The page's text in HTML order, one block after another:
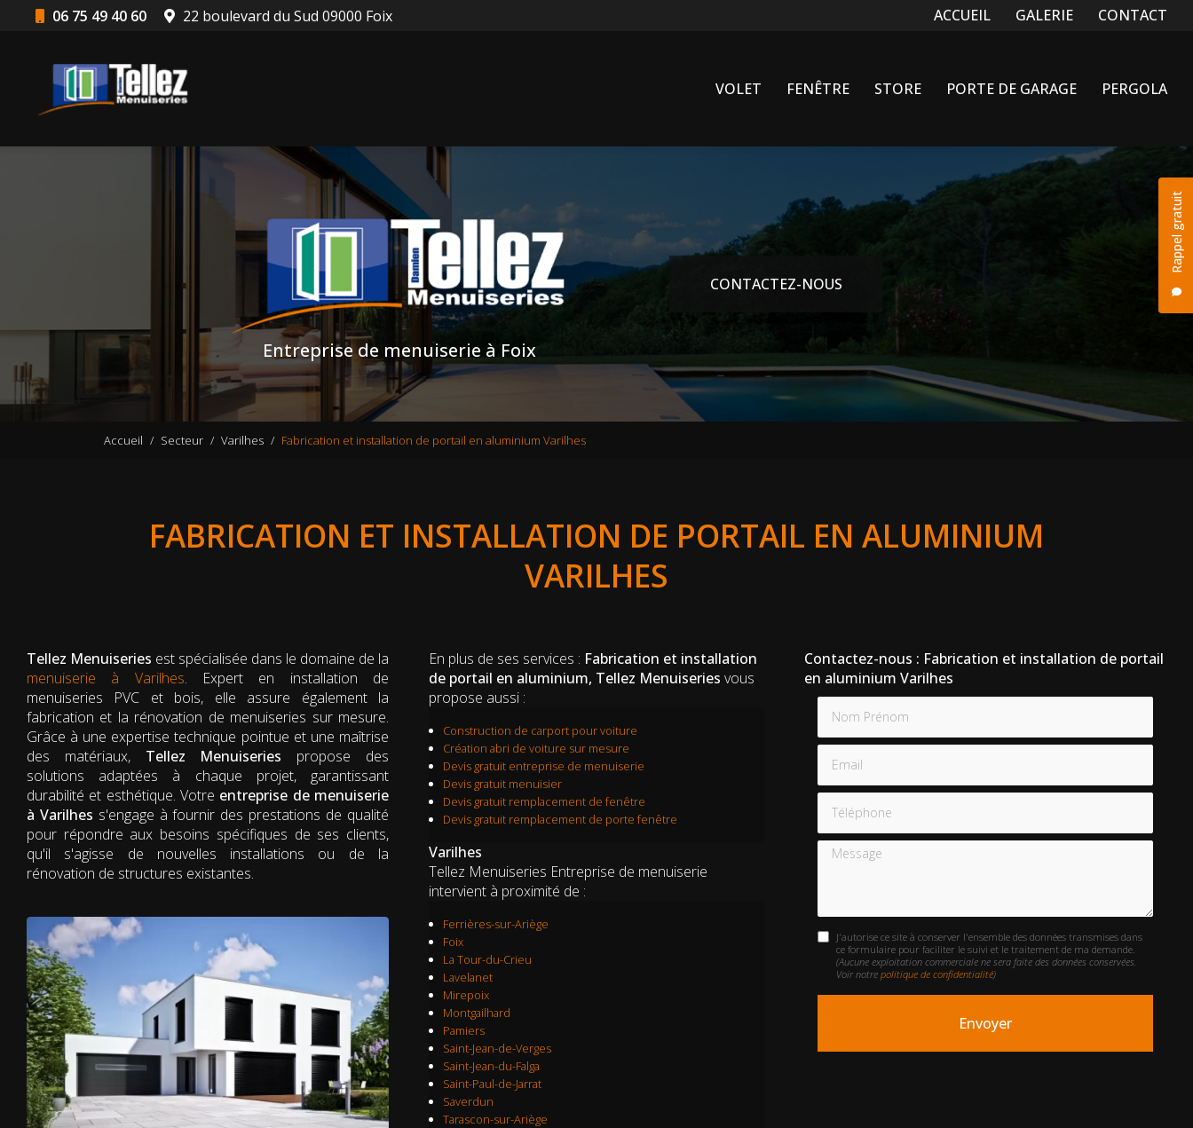
06 75 49 40 60 22 boulevard du Sud 09000 Foix Navigation secondaire
ACCUEIL GALERIE CONTACT
Rappel gratuit
VOLET FENÊTRE STORE PORTE DE GARAGE PERGOLA
Entreprise de menuiserie à Foix
CONTACTEZ-NOUS
Accueil Secteur Varilhes Fabrication et installation de portail en aluminium Varilhes
FABRICATION ET INSTALLATION DE PORTAIL EN ALUMINIUM
VARILHES
Tellez Menuiseries est spécialisée dans le domaine de la
menuiserie à Varilhes. Expert en installation de
menuiseries PVC et bois, elle assure également la
fabrication et la rénovation de menuiseries sur mesure.
Grâce à une expertise technique pointue et une maîtrise
des matériaux, Tellez Menuiseries propose des
solutions adaptées à chaque projet, garantissant
durabilité et esthétique. Votre entreprise de menuiserie
à Varilhes s'engage à fournir des prestations de qualité
pour répondre aux besoins spécifiques de ses clients,
qu'il s'agisse de nouvelles installations ou de la
rénovation de structures existantes.
En plus de ses services : Fabrication et installation
de portail en aluminium, Tellez Menuiseries vous
propose aussi :
Construction de carport pour voiture
Création abri de voiture sur mesure
Devis gratuit entreprise de menuiserie
Devis gratuit menuisier
Devis gratuit remplacement de fenêtre
Devis gratuit remplacement de porte fenêtre
Varilhes
Tellez Menuiseries Entreprise de menuiserie
intervient à proximité de :
Ferrières-sur-Ariège
Foix
La Tour-du-Crieu
Lavelanet
Mirepoix
Montgailhard
Pamiers
Saint-Jean-de-Verges
Saint-Jean-du-Falga
Saint-Paul-de-Jarrat
Saverdun
Tarascon-sur-Ariège
Contactez-nous : Fabrication et installation de portail
en aluminium Varilhes
Nom Prénom
Email
Téléphone
Message
J'autorise ce site à conserver l'ensemble des données transmises dans
ce formulaire pour faciliter le suivi et le traitement de ma demande.
(Aucune exploitation commerciale ne sera faite des données conservées.
Voir notre politique de confidentialité)